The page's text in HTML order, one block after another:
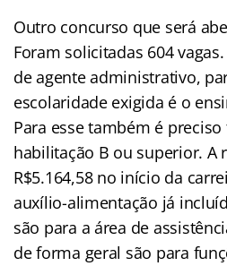
Outro concurso que será
Foram solicitadas 604
de agente administrativo,
escolaridade exigida é o
Para esse também é
habilitação B ou superior. A
R$5.164,58 no início da
auxílio-alimentação já
são para a área de
de forma geral são para